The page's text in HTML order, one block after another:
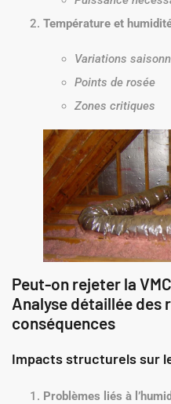
Température et
Variations
Points de rosée
Zones critiques
Peut-on rejeter la
Analyse détaillée des
conséquences
Impacts structurels sur
Problèmes liés à